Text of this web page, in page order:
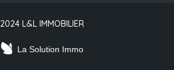
2024 L&L IMMOBILIER
La Solution Immo